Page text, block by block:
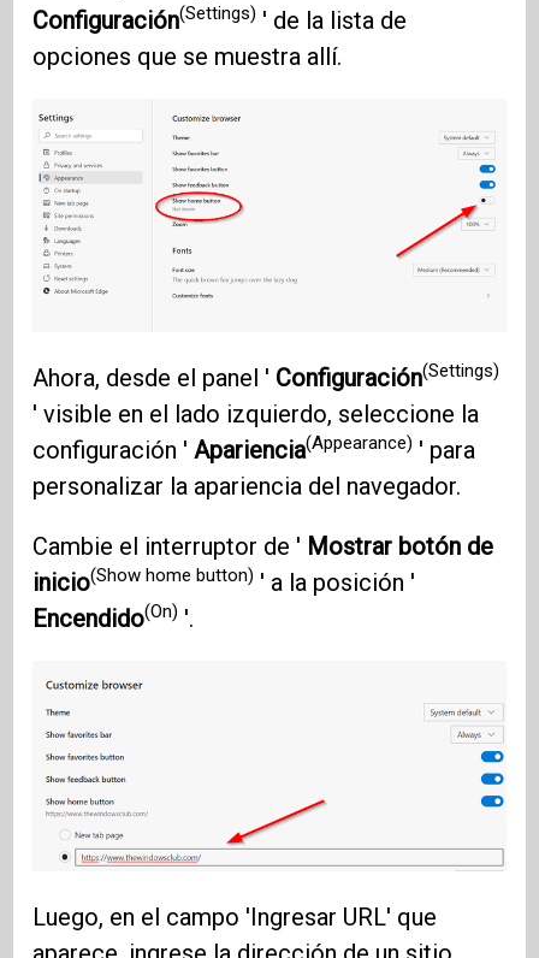
Configuración(Settings) ' de la lista de
opciones que se muestra allí.
Ahora, desde el panel ' Configuración(Settings)
' visible en el lado izquierdo, seleccione la
configuración 'Apariencia(Appearance) ' para
personalizar la apariencia del navegador.
Cambie el interruptor de ' Mostrar botón de
inicio(Show home button) ' a la posición '
Encendido(On) '.
Luego, en el campo 'Ingresar URL' que